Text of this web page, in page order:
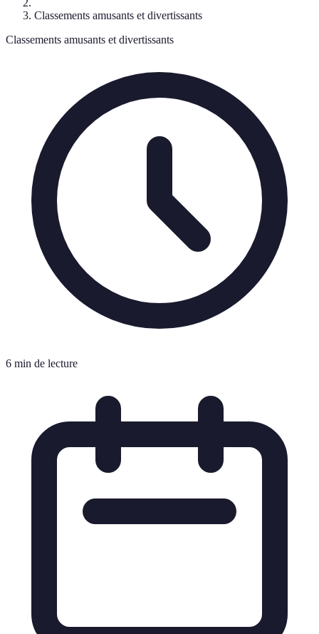
Classements amusants et divertissants
Classements amusants et divertissants
6 min de lecture